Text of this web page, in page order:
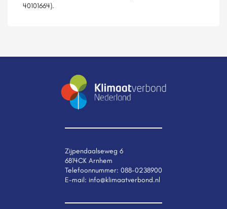
40101664).
Zijpendaalseweg 6
6814CK Arnhem
Telefoonnummer: 088-0238900
E-mail: info@klimaatverbond.nl